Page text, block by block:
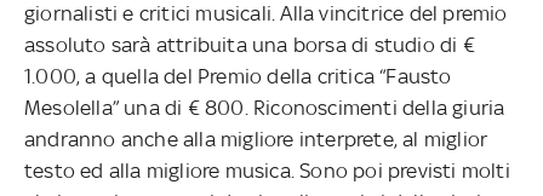
giornalisti e critici musicali. Alla vincitrice del premio
assoluto sarà attribuita una borsa di studio di €
1.000, a quella del Premio della critica “Fausto
Mesolella” una di € 800. Riconoscimenti della giuria
andranno anche alla migliore interprete, al miglior
testo ed alla migliore musica. Sono poi previsti molti